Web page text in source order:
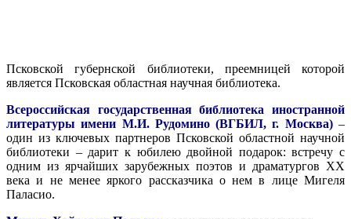
Псковской губернской библиотеки, преемницей которой
является Псковская областная научная библиотека.
Всероссийская государственная библиотека иностранной
литературы имени М.И. Рудомино (ВГБИЛ, г. Москва) –
один из ключевых партнеров Псковской областной научной
библиотеки – дарит к юбилею двойной подарок: встречу с
одним из ярчайших зарубежных поэтов и драматургов XX
века и не менее яркого рассказчика о нем в лице Мигеля
Паласио.